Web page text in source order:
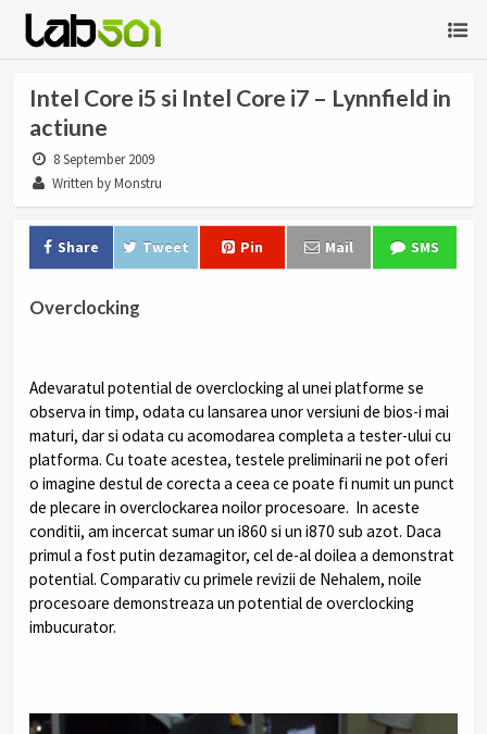
Intel Core i5 si Intel Core i7 – Lynnfield in
actiune
8 September 2009
Written by Monstru
Share Tweet Pin Mail SMS
Overclocking
Adevaratul potential de overclocking al unei platforme se
observa in timp, odata cu lansarea unor versiuni de bios-i mai
maturi, dar si odata cu acomodarea completa a tester-ului cu
platforma. Cu toate acestea, testele preliminarii ne pot oferi
o imagine destul de corecta a ceea ce poate fi numit un punct
de plecare in overclockarea noilor procesoare. In aceste
conditii, am incercat sumar un i860 si un i870 sub azot. Daca
primul a fost putin dezamagitor, cel de-al doilea a demonstrat
potential. Comparativ cu primele revizii de Nehalem, noile
procesoare demonstreaza un potential de overclocking
imbucurator.